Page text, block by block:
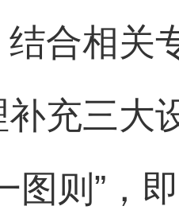
合相关
充三大
图则”，